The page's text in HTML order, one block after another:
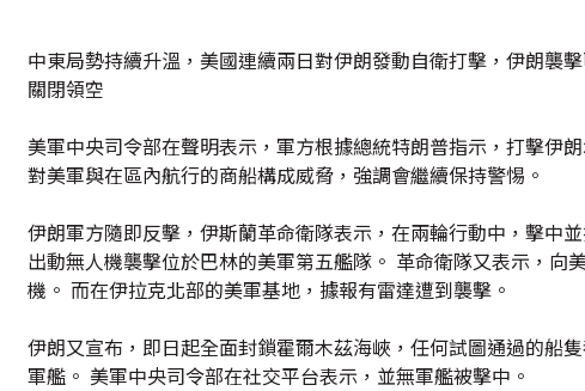
中東局勢持續升溫，美國連續兩日對伊朗發動自衛打擊，伊朗襲
關閉領空
美軍中央司令部在聲明表示，軍方根據總統特朗普指示，打擊伊
對美軍與在區內航行的商船構成威脅，強調會繼續保持警惕。
伊朗軍方隨即反擊，伊斯蘭革命衛隊表示，在兩輪行動中，擊中
出動無人機襲擊位於巴林的美軍第五艦隊。 革命衛隊又表示，
機。 而在伊拉克北部的美軍基地，據報有雷達遭到襲擊。
伊朗又宣布，即日起全面封鎖霍爾木茲海峽，任何試圖通過的船
軍艦。 美軍中央司令部在社交平台表示，並無軍艦被擊中。